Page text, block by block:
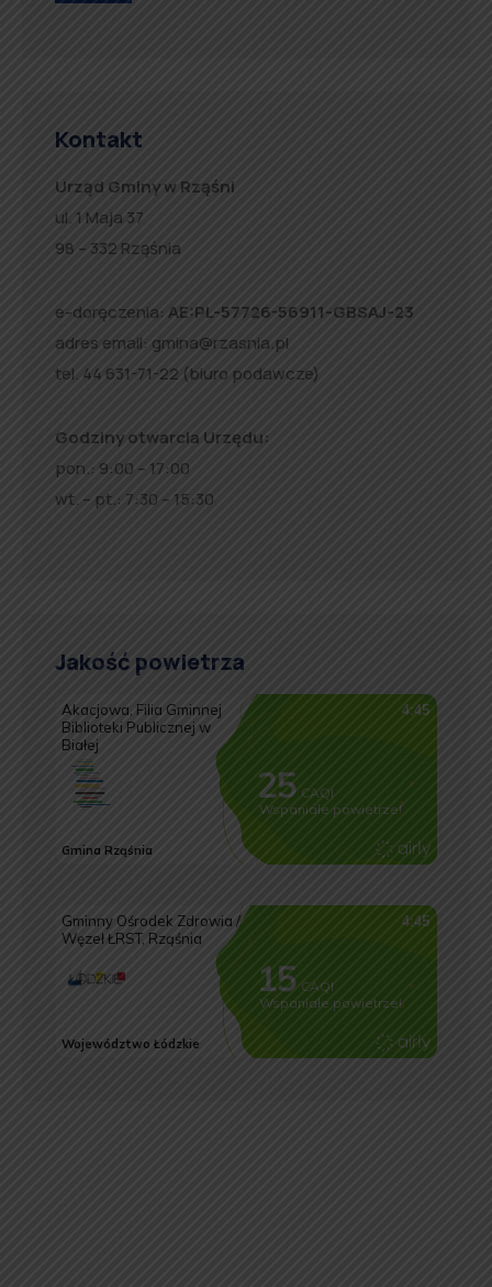
Kontakt
Urząd Gminy w Rząśni
ul. 1 Maja 37
98 – 332 Rząśnia
e-doręczenia: AE:PL-57726-56911-GBSAJ-23
adres email: gmina@rzasnia.pl
tel. 44 631-71-22 (biuro podawcze)
Godziny otwarcia Urzędu:
pon.: 9:00 – 17:00
wt. – pt.: 7:30 – 15:30
Jakość powietrza